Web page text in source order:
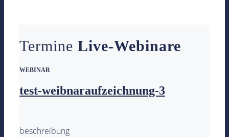
Termine Live-Webinare
WEBINAR
test-weibnaraufzeichnung-3
beschreibung